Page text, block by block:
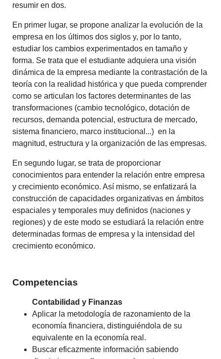
resumir en dos.
En primer lugar, se propone analizar la evolución de la
empresa en los últimos dos siglos y, por lo tanto,
estudiar los cambios experimentados en tamaño y
forma. Se trata que el estudiante adquiera una visión
dinámica de la empresa mediante la contrastación de la
teoría con la realidad histórica y que pueda comprender
como se articulan los factores determinantes de las
transformaciones (cambio tecnológico, dotación de
recursos, demanda potencial, estructura de mercado,
sistema financiero, marco institucional...) en la
magnitud, estructura y la organización de las empresas.
En segundo lugar, se trata de proporcionar
conocimientos para entender la relación entre empresa
y crecimiento económico. Así mismo, se enfatizará la
construcción de capacidades organizativas en ámbitos
espaciales y temporales muy definidos (naciones y
regiones) y de este modo se estudiará la relación entre
determinadas formas de empresa y la intensidad del
crecimiento económico.
Competencias
Contabilidad y Finanzas
Aplicar la metodología de razonamiento de la
economía financiera, distinguiéndola de su
equivalente en la economía real.
Buscar eficazmente información sabiendo